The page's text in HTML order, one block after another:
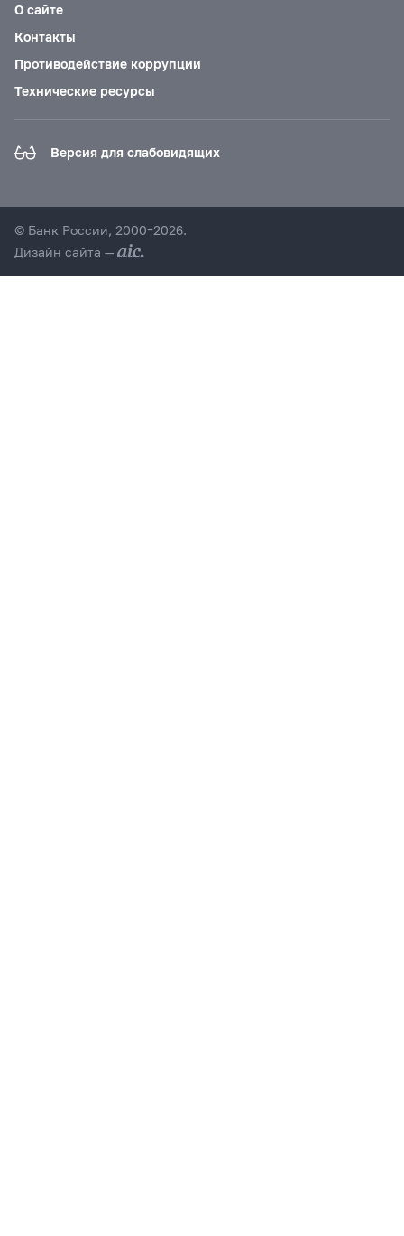
О сайте
Контакты
Противодействие коррупции
Технические ресурсы
Версия для слабовидящих
© Банк России, 2000–2026.
Дизайн сайта —